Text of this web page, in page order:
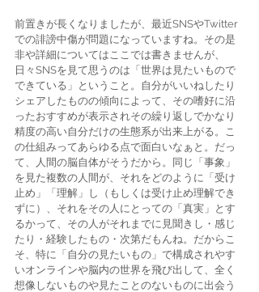
前置きが長くなりましたが、最近SNSやTwitter
での誹謗中傷が問題になっていますね。その是
非や詳細についてはここでは書きませんが、
日々SNSを見て思うのは「世界は見たいもので
できている」ということ。自分がいいねしたり
シェアしたものの傾向によって、その嗜好に沿
ったおすすめが表示されその繰り返しでかなり
精度の高い自分だけの生態系が出来上がる。こ
の仕組みってあらゆる点で面白いなぁと。だっ
て、人間の脳自体がそうだから。同じ「事象」
を見た複数の人間が、それをどのように「受け
止め」「理解」し（もしくは受け止め理解でき
ずに）、それをその人にとっての「真実」とす
るかって、その人がそれまでに見聞きし・感じ
たり・経験したもの・次第だもんね。だからこ
そ、特に「自分の見たいもの」で構成されやす
いオンラインや脳内の世界を飛び出して、全く
想像しないものや見たことのないものに出会う